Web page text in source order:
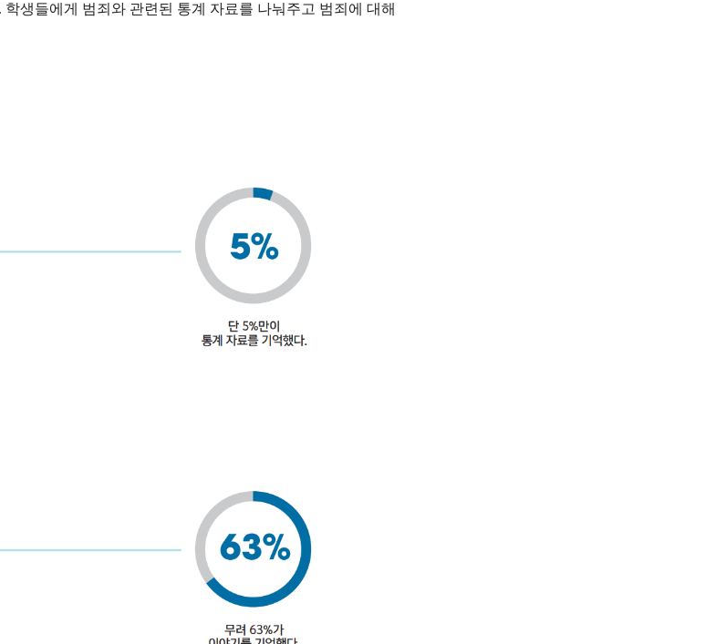
생들에게 범죄와 관련된 통계 자료를 나눠주고 범죄에 대해